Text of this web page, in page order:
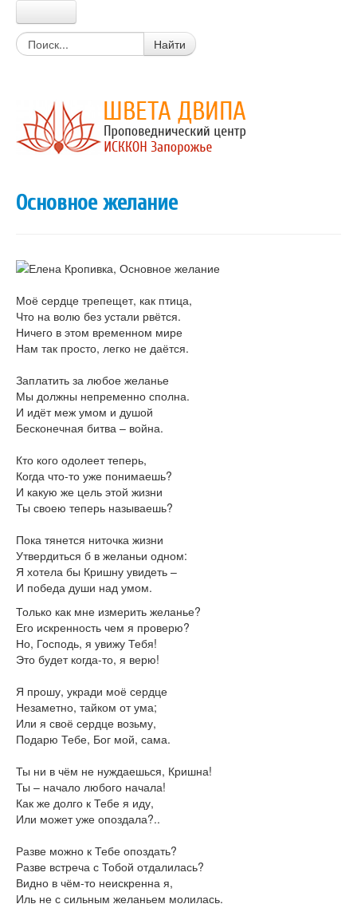
Главная
Книги Прабхупады
Письма Прабхупады
Вайшнавский календарь
Истории о святых
Вегетарианские рецепты
Стихи о Кришне
Искры Истины
Статьи
Аудио
Видео
Контакты
Помощь Швета Двипе
Найти
Основное желание
Моё сердце трепещет, как птица,
Что на волю без устали рвётся.
Ничего в этом временном мире
Нам так просто, легко не даётся.
Заплатить за любое желанье
Мы должны непременно сполна.
И идёт меж умом и душой
Бесконечная битва – война.
Кто кого одолеет теперь,
Когда что-то уже понимаешь?
И какую же цель этой жизни
Ты своею теперь называешь?
Пока тянется ниточка жизни
Утвердиться б в желаньи одном:
Я хотела бы Кришну увидеть –
И победа души над умом.
Только как мне измерить желанье?
Его искренность чем я проверю?
Но, Господь, я увижу Тебя!
Это будет когда-то, я верю!
Я прошу, укради моё сердце
Незаметно, тайком от ума;
Или я своё сердце возьму,
Подарю Тебе, Бог мой, сама.
Ты ни в чём не нуждаешься, Кришна!
Ты – начало любого начала!
Как же долго к Тебе я иду,
Или может уже опоздала?..
Разве можно к Тебе опоздать?
Разве встреча с Тобой отдалилась?
Видно в чём-то неискренна я,
Иль не с сильным желаньем молилась.